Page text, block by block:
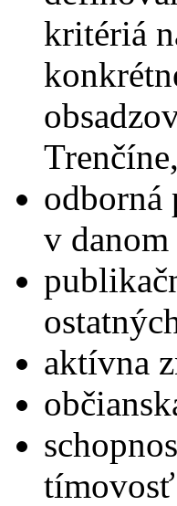
kritériá
Trenčíne,
odborná
v
aktívna